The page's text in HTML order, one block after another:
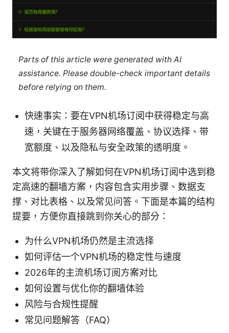
Parts of this article were generated with AI
assistance. Please double-check important details
before relying on them.
快速事实：要在VPN机场订阅中获得稳定与高
速，关键在于服务器网络覆盖、协议选择、带
宽额度、以及隐私与安全政策的透明度。
本文将带你深入了解如何在VPN机场订阅中选到稳
定高速的翻墙方案，内容包含实用步骤、数据支
撑、对比表格、以及常见问答。下面是本篇的结构
提要，方便你直接跳到你关心的部分：
为什么VPN机场仍然是主流选择
如何评估一个VPN机场的稳定性与速度
2026年的主流机场订阅方案对比
如何设置与优化你的翻墙体验
风险与合规性提醒
常见问题解答（FAQ）